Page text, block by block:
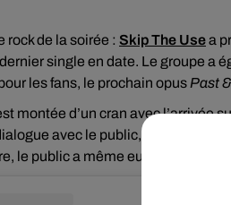
rock de la soirée : Skip The Usea
single en date. Le groupe a
les fans, le prochain opus Past
montée d’un cran avec l’arrivée
avec le public, le duo a
le public a même eu l’honneur